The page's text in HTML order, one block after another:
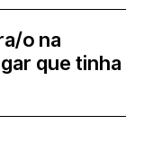
o na
que tinha